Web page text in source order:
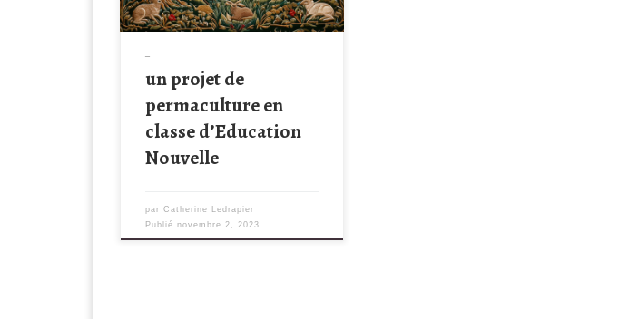
un projet de
permaculture en
classe d’Education
Nouvelle
par Catherine Ledrapier
Publié novembre 2, 2023